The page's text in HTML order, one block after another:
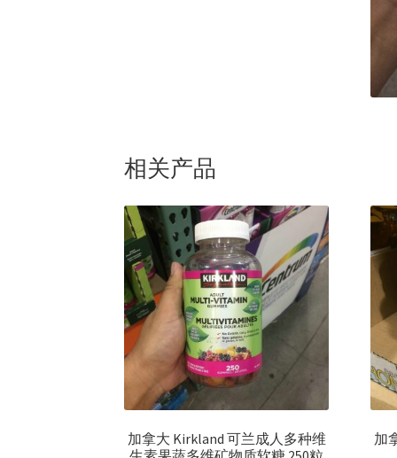
相关产品
加拿大 Kirkland 可兰成人多种维
加